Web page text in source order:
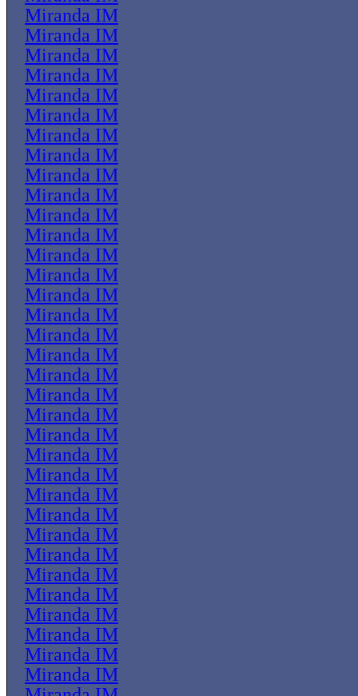
Miranda IM
Miranda IM
Miranda IM
Miranda IM
Miranda IM
Miranda IM
Miranda IM
Miranda IM
Miranda IM
Miranda IM
Miranda IM
Miranda IM
Miranda IM
Miranda IM
Miranda IM
Miranda IM
Miranda IM
Miranda IM
Miranda IM
Miranda IM
Miranda IM
Miranda IM
Miranda IM
Miranda IM
Miranda IM
Miranda IM
Miranda IM
Miranda IM
Miranda IM
Miranda IM
Miranda IM
Miranda IM
Miranda IM
Miranda IM